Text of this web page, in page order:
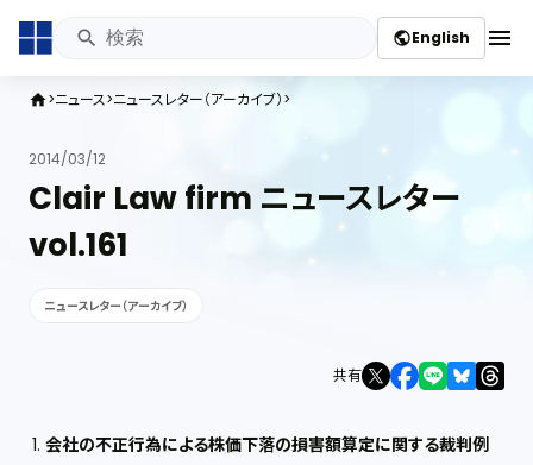
publicEnglish menu
home ニュース ニュースレター（アーカイブ）
2014/03/12
Clair Law firm ニュースレター
vol.161
ニュースレター（アーカイブ）
共有
会社の不正行為による株価下落の損害額算定に関する裁判例